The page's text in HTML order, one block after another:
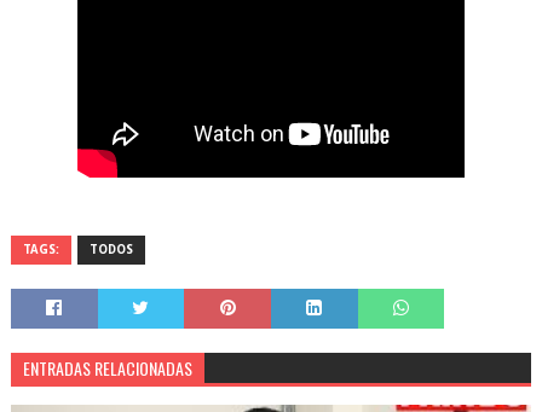
TAGS: TODOS
ENTRADAS RELACIONADAS